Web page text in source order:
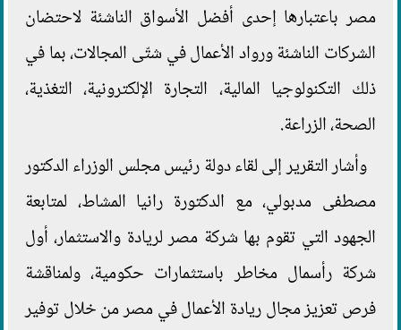
مصر باعتبارها إحدى أفضل الأسواق الناشئة لاحتضان
الشركات الناشئة ورواد الأعمال في شتّى المجالات، بما في
ذلك التكنولوجيا المالية، التجارة الإلكترونية، التغذية،
الصحة، الزراعة.
وأشار التقرير إلى لقاء دولة رئيس مجلس الوزراء الدكتور
مصطفى مدبولي، مع الدكتورة رانيا المشاط، لمتابعة
الجهود التي تقوم بها شركة مصر لريادة والاستثمار، أول
شركة رأسمال مخاطر باستثمارات حكومية، ولمناقشة
فرص تعزيز مجال ريادة الأعمال في مصر من خلال توفير